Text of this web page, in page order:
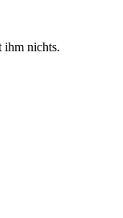
ihm nichts.